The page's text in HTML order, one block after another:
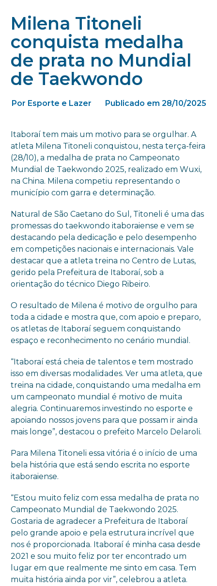
Milena Titoneli
conquista medalha
de prata no Mundial
de Taekwondo
Por Esporte e Lazer Publicado em 28/10/2025
Itaboraí tem mais um motivo para se orgulhar. A
atleta Milena Titoneli conquistou, nesta terça-feira
(28/10), a medalha de prata no Campeonato
Mundial de Taekwondo 2025, realizado em Wuxi,
na China. Milena competiu representando o
município com garra e determinação.
Natural de São Caetano do Sul, Titoneli é uma das
promessas do taekwondo itaboraiense e vem se
destacando pela dedicação e pelo desempenho
em competições nacionais e internacionais. Vale
destacar que a atleta treina no Centro de Lutas,
gerido pela Prefeitura de Itaboraí, sob a
orientação do técnico Diego Ribeiro.
O resultado de Milena é motivo de orgulho para
toda a cidade e mostra que, com apoio e preparo,
os atletas de Itaboraí seguem conquistando
espaço e reconhecimento no cenário mundial.
“Itaboraí está cheia de talentos e tem mostrado
isso em diversas modalidades. Ver uma atleta, que
treina na cidade, conquistando uma medalha em
um campeonato mundial é motivo de muita
alegria. Continuaremos investindo no esporte e
apoiando nossos jovens para que possam ir ainda
mais longe”, destacou o prefeito Marcelo Delaroli.
Para Milena Titoneli essa vitória é o início de uma
bela história que está sendo escrita no esporte
itaboraiense.
“Estou muito feliz com essa medalha de prata no
Campeonato Mundial de Taekwondo 2025.
Gostaria de agradecer a Prefeitura de Itaboraí
pelo grande apoio e pela estrutura incrível que
nos é proporcionada. Itaboraí é minha casa desde
2021 e sou muito feliz por ter encontrado um
lugar em que realmente me sinto em casa. Tem
muita história ainda por vir”, celebrou a atleta.